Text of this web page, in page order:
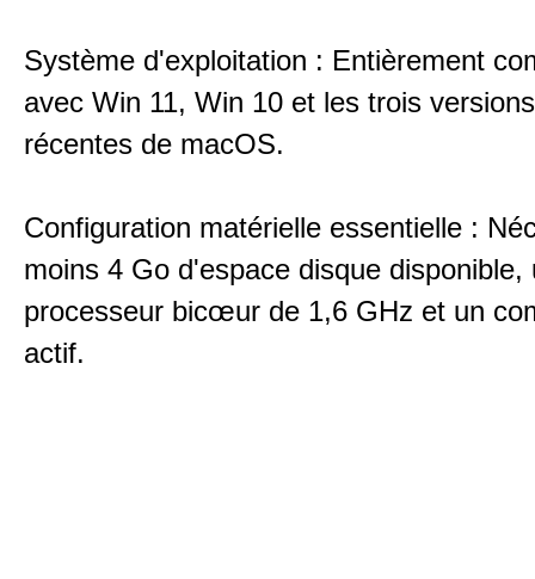
Système d'exploitation : Entièrement
avec Win 11, Win 10 et les trois
récentes de macOS.
Configuration matérielle essentielle :
moins 4 Go d'espace disque disponible,
processeur bicœur de 1,6 GHz et un
actif.